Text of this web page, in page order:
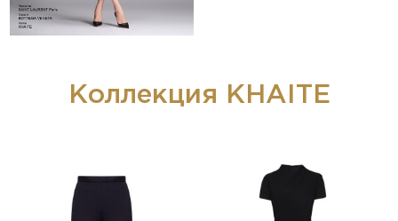
Коллекция KHAITE